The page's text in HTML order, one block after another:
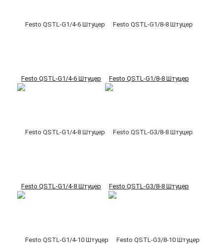
Festo QSTL-G1/4-6 Штуцер Festo QSTL-G1/8-8 Штуцер
Festo QSTL-G1/4-8 Штуцер Festo QSTL-G3/8-8 Штуцер